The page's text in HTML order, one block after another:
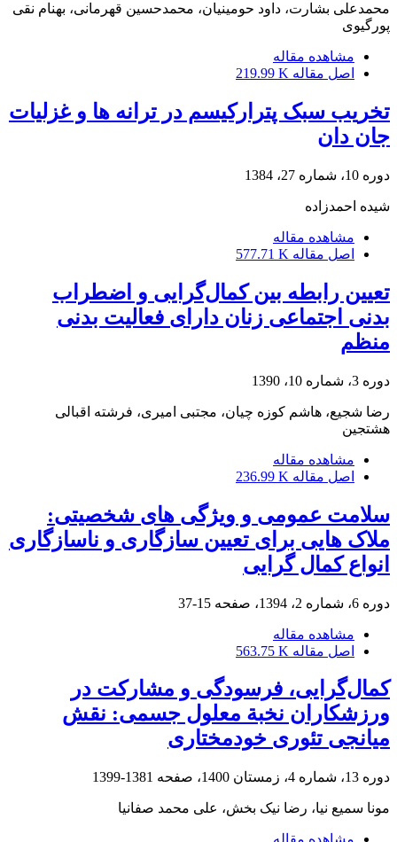
محمدعلی بشارت، داود حومینیان، محمدحسین قهرمانی، بهنام نقی
پورگیوی
مشاهده مقاله
اصل مقاله 219.99 K
تخریب سبک پترارکیسم در ترانه ها و غزلیات
جان دان
دوره 10، شماره 27، 1384
شیده احمدزاده
مشاهده مقاله
اصل مقاله 577.71 K
تعیین رابطه بین کمال‌گرایی و اضطراب
بدنی اجتماعی زنان دارای فعالیت بدنی
منظم
دوره 3، شماره 10، 1390
رضا شجیع، هاشم کوزه چیان، مجتبی امیری، فرشته اقبالی
هشتجین
مشاهده مقاله
اصل مقاله 236.99 K
سلامت عمومی و ویژگی های شخصیتی:
ملاک هایی برای تعیین سازگاری و ناسازگاری
انواع کمال گرایی
دوره 6، شماره 2، 1394، صفحه 15-37
مشاهده مقاله
اصل مقاله 563.75 K
کمال‌گرایی، فرسودگی و مشارکت در
ورزشکاران نخبة معلول جسمی: نقش
میانجی تئوری خودمختاری
دوره 13، شماره 4، زمستان 1400، صفحه 1381-1399
مونا سمیع نیا، رضا نیک بخش، علی محمد صفانیا